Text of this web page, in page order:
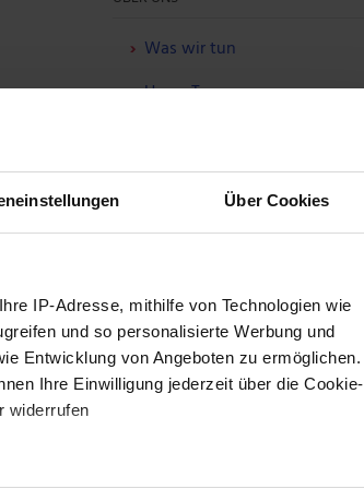
Über Cookies
IP-Adresse, mithilfe von Technologien wie
und so personalisierte Werbung und
Entwicklung von Angeboten zu ermöglichen.
Ihre Einwilligung jederzeit über die Cookie-
widerrufen
den
zu
Was wir tun
Unser Team